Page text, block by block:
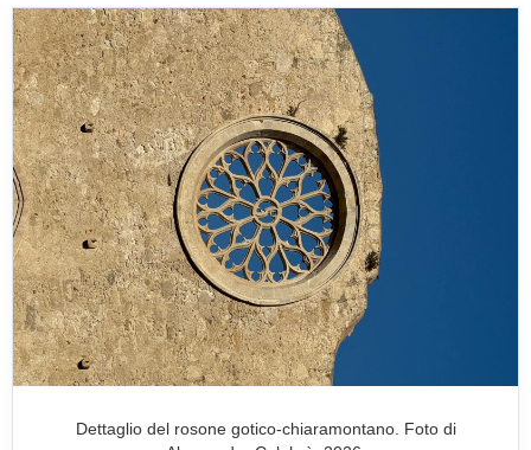
Dettaglio del rosone gotico-chiaramontano. Foto di